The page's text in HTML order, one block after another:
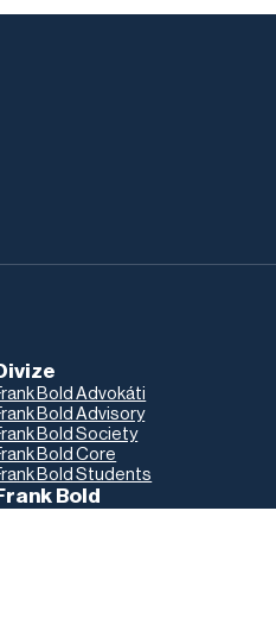
Bold Advokáti
Bold Advisory
Bold Society
Bold Core
Bold Students
Bold